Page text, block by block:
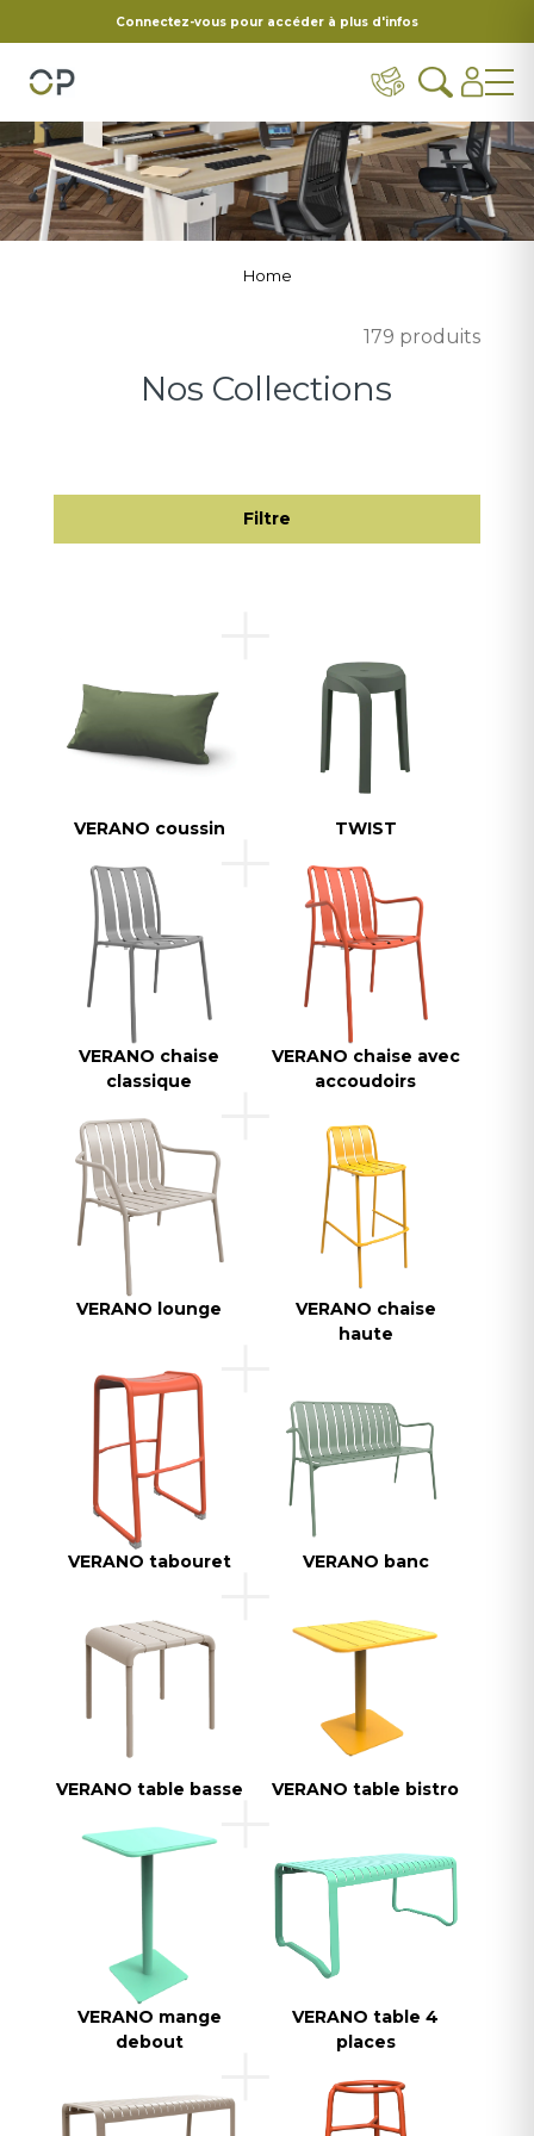
Connectez-vous pour accéder à plus d'infos
Home
179 produits
Filtre
Nos Collections
VERANO coussin TWIST
VERANO chaise
classique
VERANO chaise avec
accoudoirs
VERANO lounge
VERANO chaise
haute
VERANO tabouret VERANO banc
VERANO table basse VERANO table bistro
VERANO mange
debout
VERANO table 4
places